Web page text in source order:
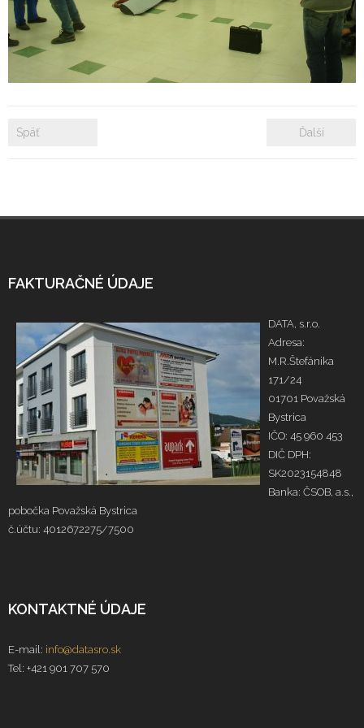
- Zámkové dlažby
- Rekonštrukcie bytových a nebytových priestorov
Referencie
Späť Ďalší
FAKTURAČNÉ ÚDAJE
DATA, s.r.o.
Adresa:
M.R.Štefánika
171/24
01701 Považská
Bystrica
IČO: 45 960 453
DIČ DPH:
SK2023154848
Banka: ČSOB, a.s.,
pobočka Považská Bystrica
č.účtu: 4012672275/7500
KONTAKTNÉ ÚDAJE
E-mail: info@datasro.sk
Tel: +421 901 707 570